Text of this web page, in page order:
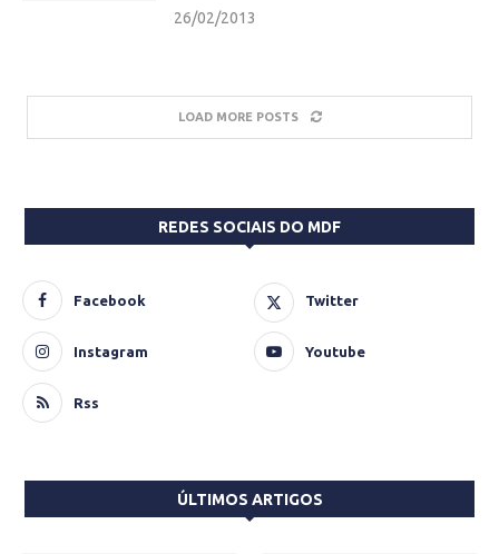
26/02/2013
LOAD MORE POSTS
REDES SOCIAIS DO MDF
Facebook Twitter
Instagram Youtube
Rss
ÚLTIMOS ARTIGOS